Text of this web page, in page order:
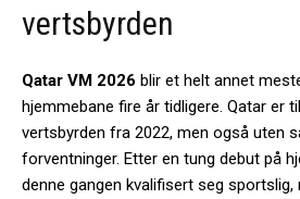
vertsbyrden
Qatar VM 2026 blir et helt annet
hjemmebane fire år tidligere. Qatar er
vertsbyrden fra 2022, men også uten
forventninger. Etter en tung debut på
denne gangen kvalifisert seg